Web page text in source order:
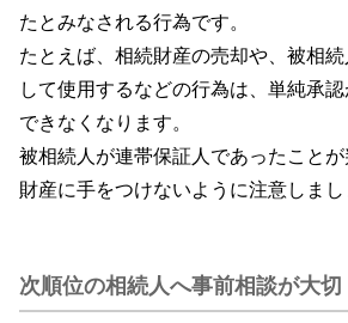
たとみなされる行為です。
たとえば、相続財産の売却や、被相
して使用するなどの行為は、単純承
できなくなります。
被相続人が連帯保証人であったこと
財産に手をつけないように注意しまし
次順位の相続人へ事前相談が大切